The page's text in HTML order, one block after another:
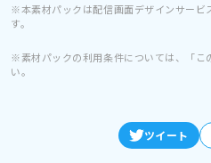
※本素材パックは配信画面デザインサービ
す。
※素材パックの利用条件については、「こ
い。
ツイート